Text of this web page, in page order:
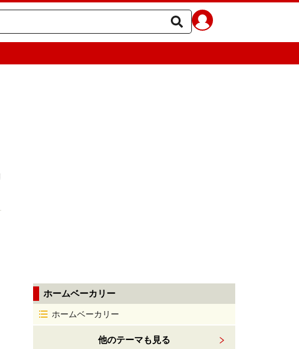
ホームベーカリー
ホームベーカリー
他のテーマも見る